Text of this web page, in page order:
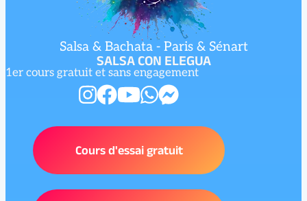
Salsa & Bachata - Paris & Sénart
SALSA CON ELEGUA
1er cours gratuit et sans engagement
Cours d'essai gratuit